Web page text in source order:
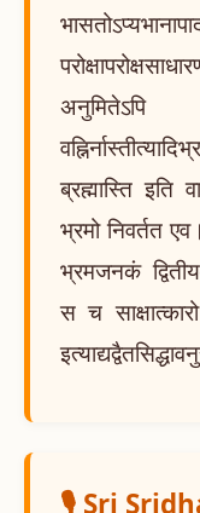
ब्रह्मास्ति इति
भ्रमो निवर्तत
भ्रमजनकं
स च
🎙️ Sri